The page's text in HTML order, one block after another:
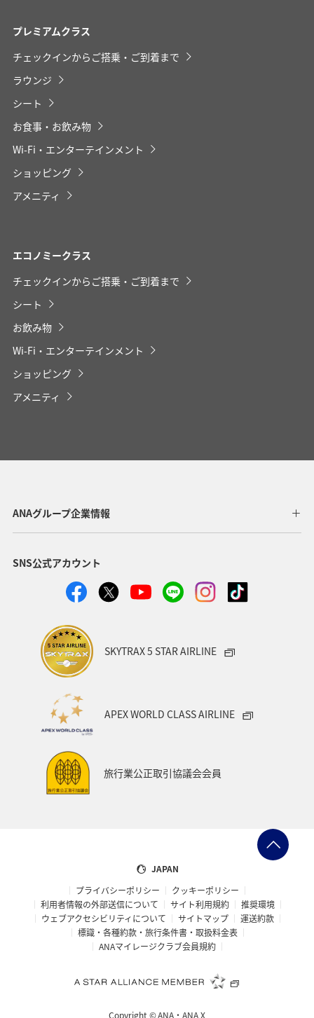
プレミアムクラス
チェックインからご搭乗・ご到着まで
ラウンジ
シート
お食事・お飲み物
Wi-Fi・エンターテインメント
ショッピング
アメニティ
エコノミークラス
チェックインからご搭乗・ご到着まで
シート
お飲み物
Wi-Fi・エンターテインメント
ショッピング
アメニティ
ANAグループ企業情報
SNS公式アカウント
SKYTRAX 5 STAR AIRLINE
APEX WORLD CLASS AIRLINE
旅行業公正取引協議会会員
JAPAN
プライバシーポリシー
クッキーポリシー
利用者情報の外部送信について
サイト利用規約
推奨環境
ウェブアクセシビリティについて
サイトマップ
運送約款
標識・各種約款・旅行条件書・取扱料金表
ANAマイレージクラブ会員規約
Copyright ©ANA・ANA X